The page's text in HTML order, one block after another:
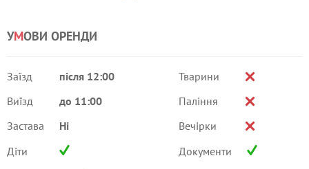
УМОВИ ОРЕНДИ
Заїзд
після 12:00
Виїзд
до 11:00
Застава
Ні
Діти
Тварини
Паління
Вечірки
Документи